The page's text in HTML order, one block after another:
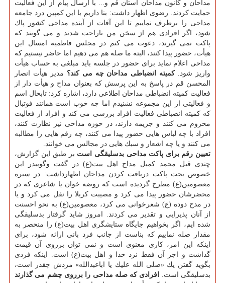
مداحان و كانون مداحان استان قم و... با ارسال پیام از این فعالیت
حمایت كردند. رضوی اظهار داشت: بنا داریم با این كمپین درد جامعه
مداحی را برطرف نماییم تا این آفات از آینده مداحی كشور پاك
شود، اگر افرادی هم از سخن من ناراحت شدند و می گویند كه
پاكت نمی گیرند، دعوت می كنم در مجلس فاطمیه امسال این
هیأت، حضور پیدا كنند، البته ما صله هم می دهیم اما حاضر نیستیم كه
مداحی اعلام نماید برای حضور در جلسه باید مبلغی به حساب هیأت
واریز شود.كمیته انضباطی مداحان چه می كند؟ مدیر هیأت انصار
المحسن قم در پاسخ به این پرسش كه بعنوان مداح و هیأت دار از
فعالیت كمیته انضباطی مداحان اطلاعی دارد، اشاره كرد: تابحال اسم
و فعالیتی از این مجموعه نشنیدم اما چه خوب است همانند فوتبال
كه كمیته انضباطی فعالیت افراد بررسی می كند و افراد از فعالیت
محروم می كنند و جریمه دارند، در حوزه مداحی نیز نظارت كنند،
افراد با چه لباس هایی حضور پیدا می كنند، چه رقم هایی را مطالبه
می كنند و یا چه اشعار و سبك هایی در مجالس می خوانند.
تعیین رقم برای پاكت مداحی بدسلیقگی است بر طبق این گزارش،
چندی قبل محمد كمیل مداح اهل بیت(ع) در گفت وگوییدر این
خصوص بحث پاكت دریافت كردن مداحان اظهارداشت: در سیره
معصومین(ع) مطرح گردیده است كه روضه خوان یا شاعری كه در
محضرشان حضور پیدا می كرد و مصیبت كربلا را نقل می كرد و یا
در مدح دوده (ع) شعرخوانی می كرد، معصومین(ع) به نحو احسنت
از آنان پذیرایی و تقدیر می كردند. امروز شاید گرفتار بدسلیقگی
شده ایم، اگر بخواهیم جایگاه ستایشگری اهل بیت(ع) را منحصر به
مقدار صله نماییم كه بناست از جانب فرد بانی ارائه شود، برای
اینكه این امر، كاری معنوی است و نمی توان برروی آن قیمت
گذاشت و اجر آن فقط نزد خدا و اهل بیت(ع) است. اینكه فردی
بگوید گفتن یك «صلی الله علیك یا اباعبدالله» مزدش چقدر است،
بدسلیقگی است.
افرادی كه صله مداحی را برروی چشم می گذارند